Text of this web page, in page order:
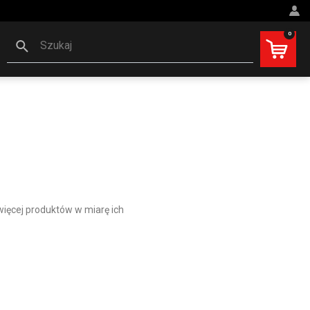
Szukaj
0
produktów w miarę ich